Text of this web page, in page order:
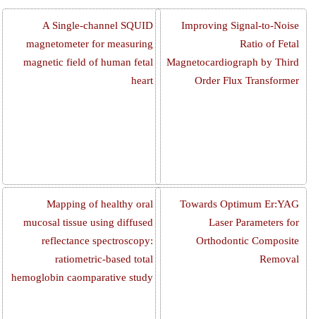
Improving Signal-to-Noise
Ratio of Fetal
Magnetocardiograph by Third
Order Flux Transformer
Towards Optimum Er:YAG
Laser Parameters for
Orthodontic Composite
Removal
A Single-channel SQUID
magnetometer for measuring
magnetic field of human fetal
heart
Mapping of healthy oral
mucosal tissue using diffused
reflectance spectroscopy:
ratiometric-based total
hemoglobin caomparative study